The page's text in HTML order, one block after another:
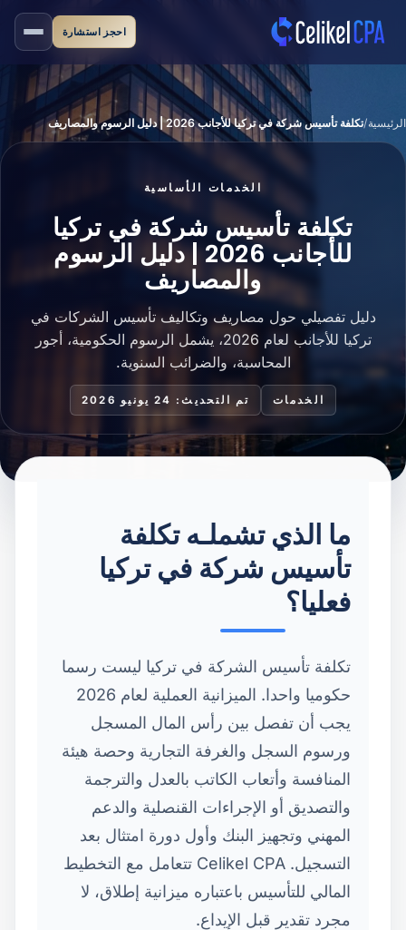
احجز استشارة
الرئيسية تكلفة تأسيس شركة في تركيا للأجانب 2026 | دليل الرسوم والمصاريف
الخدمات الأساسية
تكلفة تأسيس شركة في تركيا
للأجانب 2026 | دليل الرسوم
والمصاريف
دليل تفصيلي حول مصاريف وتكاليف تأسيس الشركات في
تركيا للأجانب لعام 2026، يشمل الرسوم الحكومية، أجور
المحاسبة، والضرائب السنوية.
الخدمات تم التحديث: 24 يونيو 2026
ما الذي تشملـه تكلفة
تأسيس شركة في تركيا
فعليا؟
تكلفة تأسيس الشركة في تركيا ليست رسما
حكوميا واحدا. الميزانية العملية لعام 2026
يجب أن تفصل بين رأس المال المسجل
ورسوم السجل والغرفة التجارية وحصة هيئة
المنافسة وأتعاب الكاتب بالعدل والترجمة
والتصديق أو الإجراءات القنصلية والدعم
المهني وتجهيز البنك وأول دورة امتثال بعد
التسجيل. Celikel CPA تتعامل مع التخطيط
المالي للتأسيس باعتباره ميزانية إطلاق، لا
مجرد تقدير قبل الإيداع.